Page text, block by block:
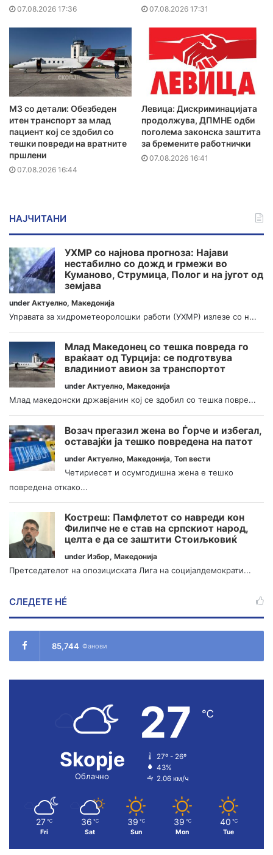
07.08.2026 17:36 07.08.2026 17:31
MЗ со детали: Обезбеден
итен транспорт за млад
пациент кој се здобил со
тешки повреди на вратните
пршлени
07.08.2026 16:44
Левица: Дискриминацијата
продолжува, ДПМНЕ одби
поголема законска заштита
за бремените работнички
07.08.2026 16:41
НАЈЧИТАНИ
УХМР со најнова прогноза: Најави
нестабилно со дожд и грмежи во
Куманово, Струмица, Полог и на југот од
земјава
under Актуелно, Македонија
Управата за хидрометеоролошки работи (УХМР) излезе со н...
Млад Македонец со тешка повреда го
враќаат од Турција: се подготвува
владиниот авион за транспортот
under Актуелно, Македонија
Млад македонски државјанин кој се здобил со тешка повре...
Возач прегазил жена во Ѓорче и избегал,
оставајќи ја тешко повредена на патот
under Актуелно, Македонија, Топ вести
Четириесет и осумгодишна жена е тешко
повредена откако...
Костреш: Памфлетот со навреди кон
Филипче не е став на српскиот народ,
целта е да се заштити Стоиљковиќ
under Избор, Македонија
Претседателот на опозициската Лига на социјалдемократи...
СЛЕДЕТЕ НÉ
85,744 Фанови
Skopje
Облачно
27 ℃
27º - 26º
43%
2.06 км/ч
27 ℃
Fri
36 ℃
Sat
39 ℃
Sun
39 ℃
Mon
40 ℃
Tue